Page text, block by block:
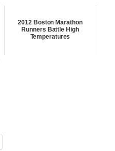
2012 Boston Marathon
Runners Battle High
Temperatures